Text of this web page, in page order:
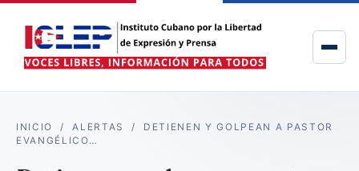
INICIO /ALERTAS / DETIENEN Y GOLPEAN A PASTOR
EVANGÉLICO…